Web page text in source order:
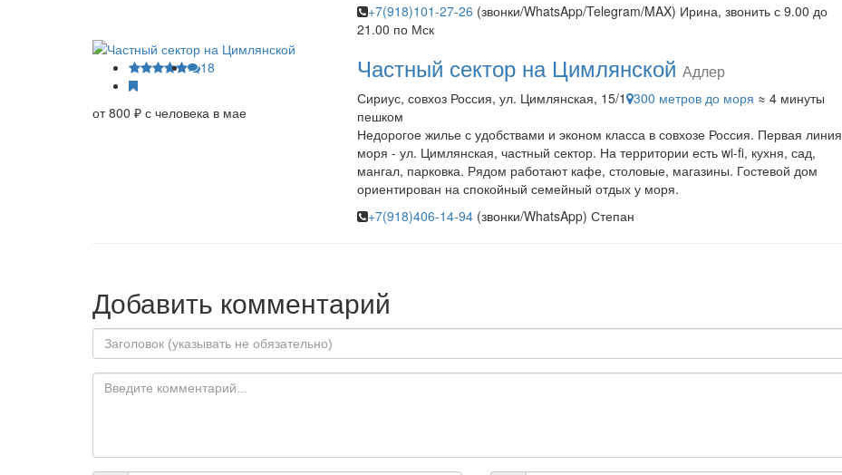
+7(918)101-27-26 (звонки/WhatsApp/Telegram/MAX) Ирина, звонить с 9.00 до
21.00 по Мск
18
от 800 ₽ с человека в мае
Частный сектор на Цимлянской Адлер
Сириус, совхоз Россия, ул. Цимлянская, 15/1 300 метров до моря ≈ 4 минуты
пешком
Недорогое жилье с удобствами и эконом класса в совхозе Россия. Первая линия
моря - ул. Цимлянская, частный сектор. На территории есть wi-fi, кухня, сад,
мангал, парковка. Рядом работают кафе, столовые, магазины. Гостевой дом
ориентирован на спокойный семейный отдых у моря.
+7(918)406-14-94 (звонки/WhatsApp) Степан
Добавить комментарий